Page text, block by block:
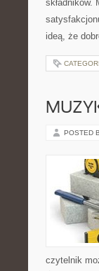
składników.
ideą, że
POSTED
czytelnik